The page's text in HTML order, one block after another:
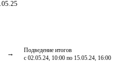
Подведение итогов
с 02.05.24, 10:00 по 15.05.24, 16:00